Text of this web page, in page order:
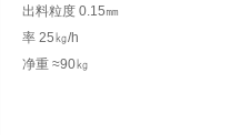
出料粒度 0.15㎜
率 25㎏/h
净重 ≈90㎏